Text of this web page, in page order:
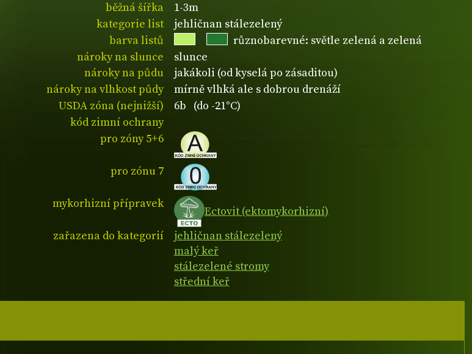
běžná šířka
1-3m
kategorie list
jehličnan stálezelený
barva listů
různobarevné: světle zelená a zelená
nároky na slunce
slunce
nároky na půdu
jakákoli (od kyselá po zásaditou)
nároky na vlhkost půdy
mírně vlhká ale s dobrou drenáží
USDA zóna (nejnižší)
6b (do -21°C)
kód zimní ochrany
pro zóny 5+6
pro zónu 7
mykorhizní přípravek
Ectovit (ektomykorhizní)
zařazena do kategorií
jehličnan stálezelený
malý keř
stálezelené stromy
střední keř